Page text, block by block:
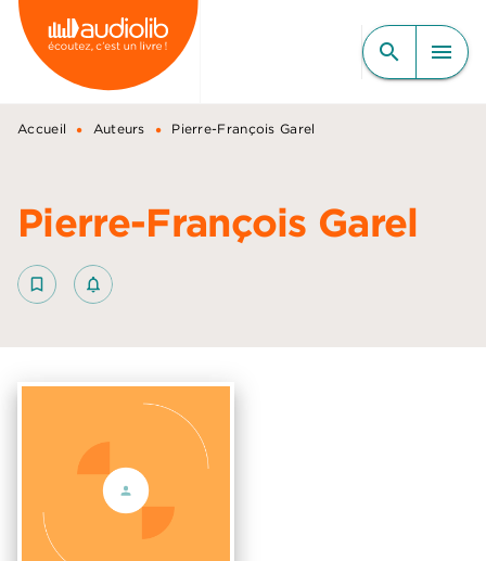
MENU RECHERCHE
CONTENU
PIED DE PAGE
search menu
Accueil • Auteurs • Pierre-François Garel
Pierre-François Garel
bookmark_border notifications_none_outlined